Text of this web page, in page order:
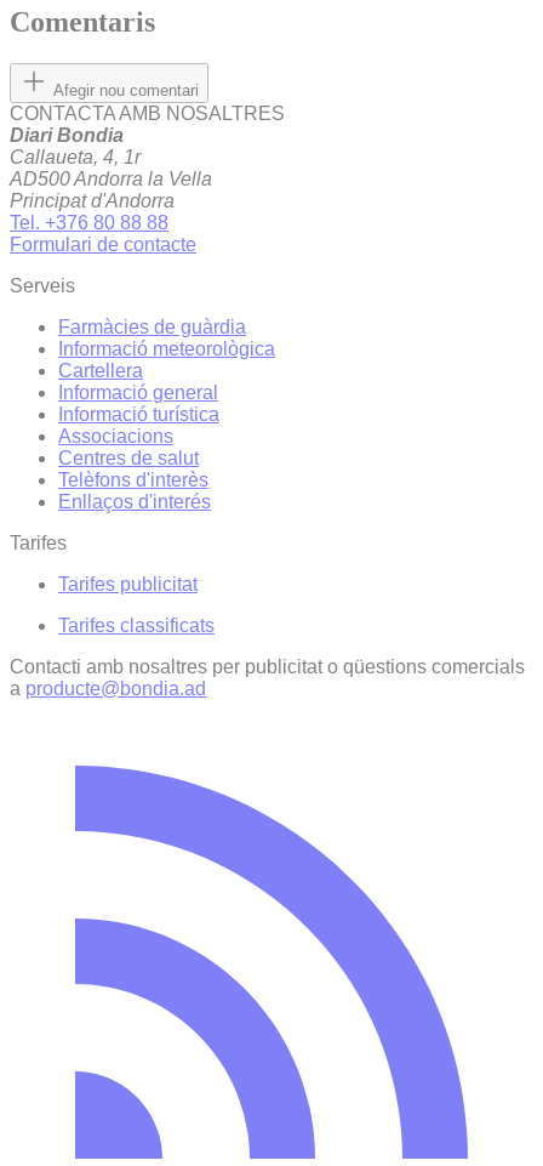
Comentaris
Afegir nou comentari
CONTACTA AMB NOSALTRES
Diari Bondia
Callaueta, 4, 1r
AD500 Andorra la Vella
Principat d'Andorra
Tel. +376 80 88 88
Formulari de contacte
Serveis
Farmàcies de guàrdia
Informació meteorològica
Cartellera
Informació general
Informació turística
Associacions
Centres de salut
Telèfons d'interès
Enllaços d'interés
Tarifes
Tarifes publicitat
Tarifes classificats
Contacti amb nosaltres per publicitat o qüestions comercials
a producte@bondia.ad